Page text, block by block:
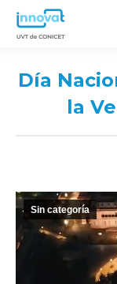
Día
la
Sin categoría